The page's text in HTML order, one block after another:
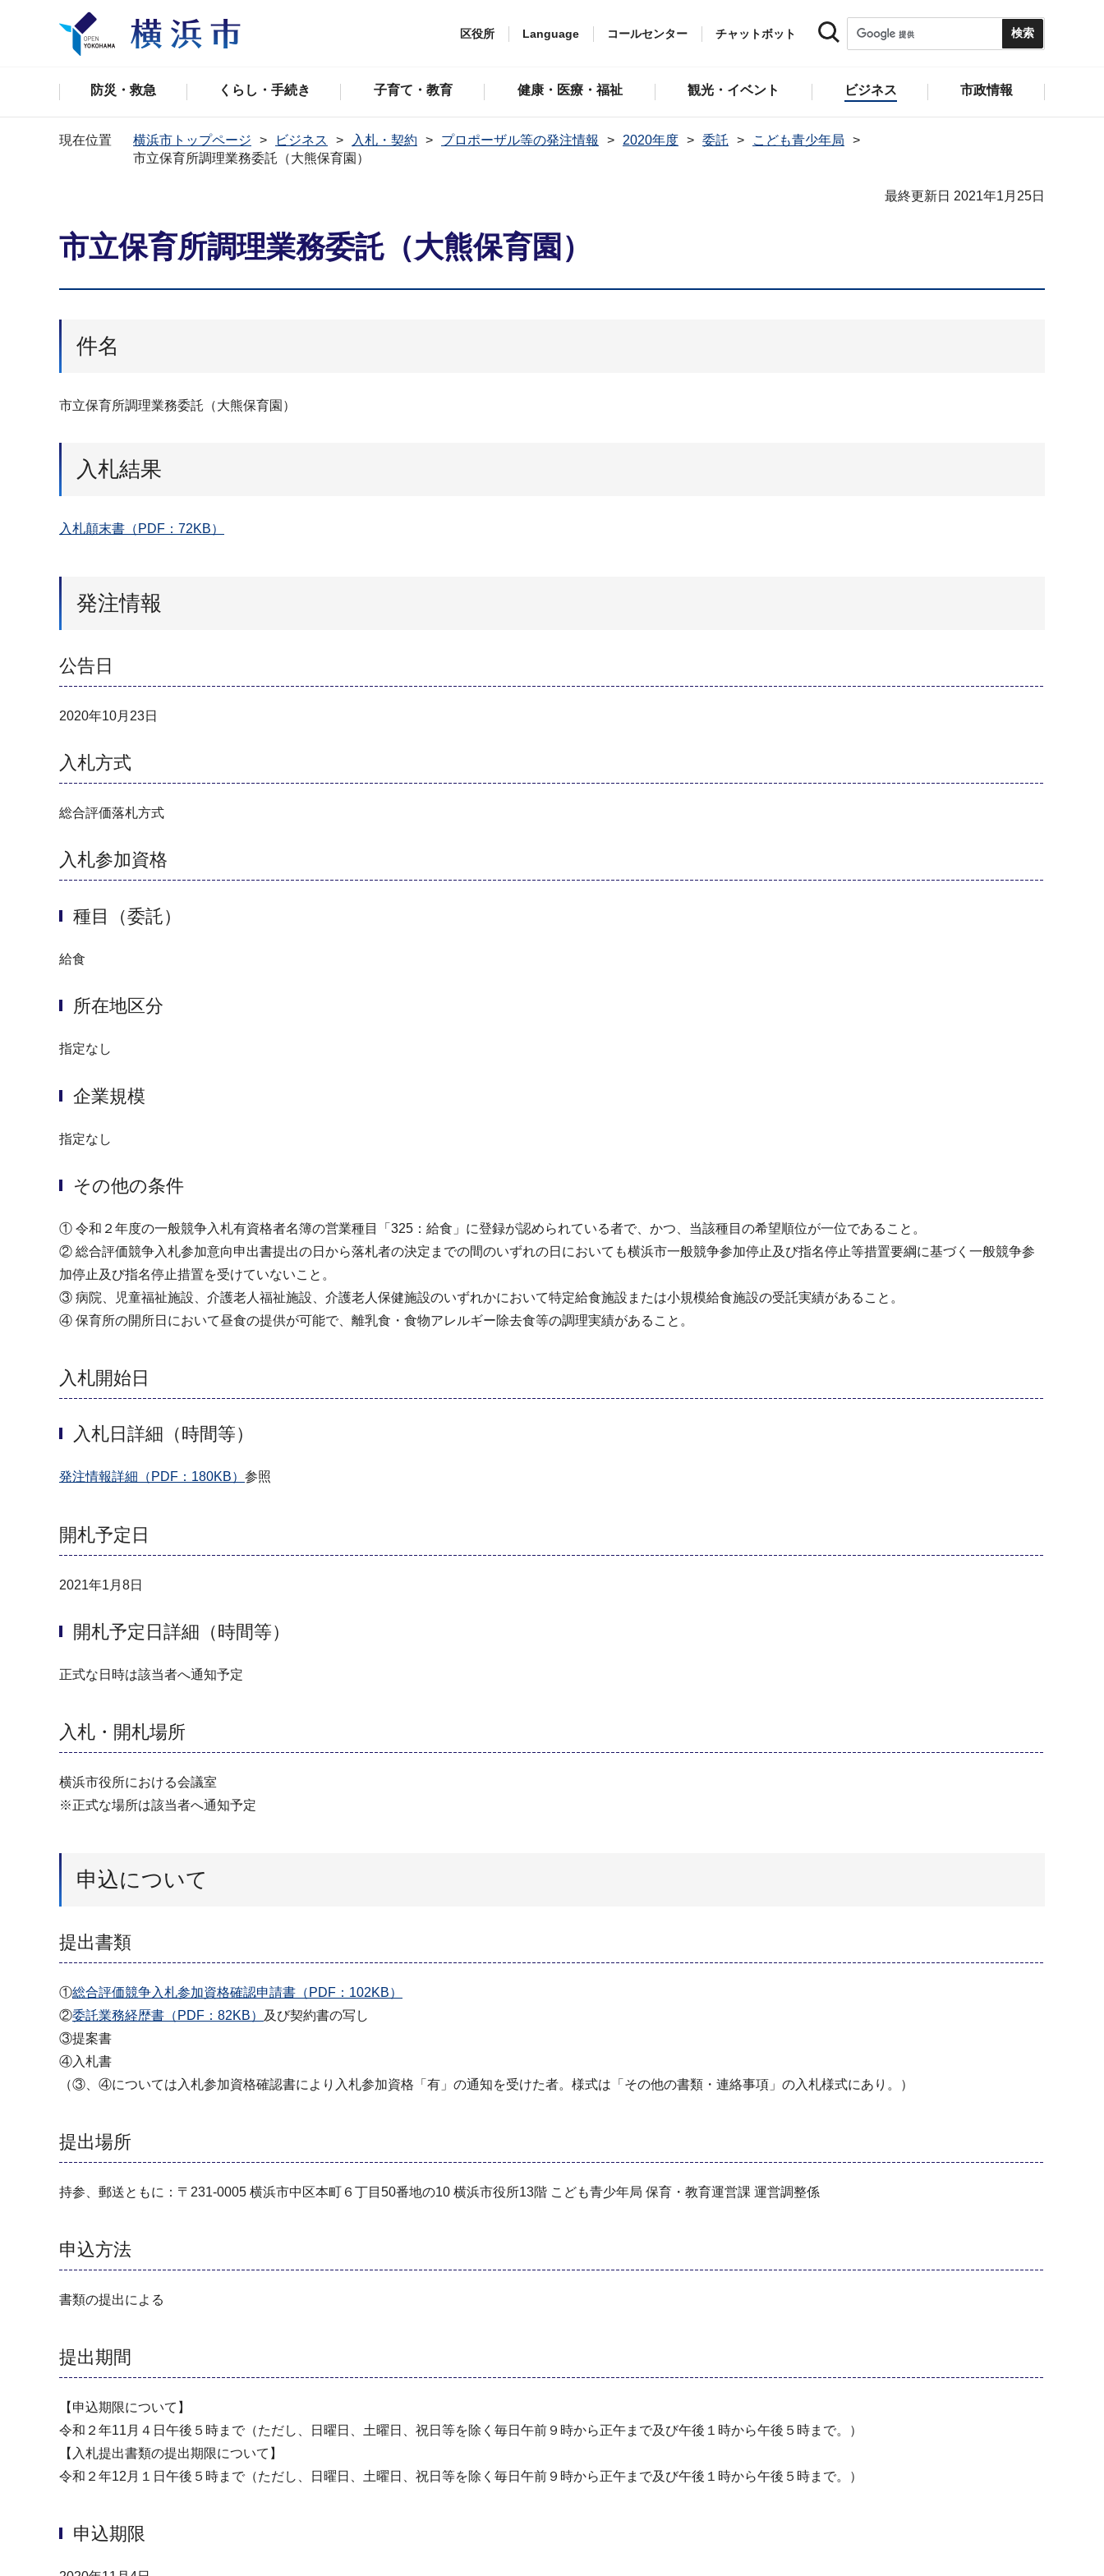
区役所 Language コールセンター チャットボット
防災・救急 くらし・手続き 子育て・教育 健康・医療・福祉 観光・イベント ビジネス 市政情報
現在位置 横浜市トップページ ビジネス 入札・契約 プロポーザル等の発注情報 2020年度 委託
こども青少年局
市立保育所調理業務委託（大熊保育園）
最終更新日 2021年1月25日
市立保育所調理業務委託（大熊保育園）
件名
市立保育所調理業務委託（大熊保育園）
入札結果
入札顛末書（PDF：72KB）
発注情報
公告日
2020年10月23日
入札方式
総合評価落札方式
入札参加資格
種目（委託）
給食
所在地区分
指定なし
企業規模
指定なし
その他の条件
① 令和２年度の一般競争入札有資格者名簿の営業種目「325：給食」に登録が認められている者で、かつ、当該種目の希望順位が一位であること。
② 総合評価競争入札参加意向申出書提出の日から落札者の決定までの間のいずれの日においても横浜市一般競争参加停止及び指名停止等措置要綱に基づく一般競争参
加停止及び指名停止措置を受けていないこと。
③ 病院、児童福祉施設、介護老人福祉施設、介護老人保健施設のいずれかにおいて特定給食施設または小規模給食施設の受託実績があること。
④ 保育所の開所日において昼食の提供が可能で、離乳食・食物アレルギー除去食等の調理実績があること。
入札開始日
入札日詳細（時間等）
発注情報詳細（PDF：180KB） 参照
開札予定日
2021年1月8日
開札予定日詳細（時間等）
正式な日時は該当者へ通知予定
入札・開札場所
横浜市役所における会議室
※正式な場所は該当者へ通知予定
申込について
提出書類
①総合評価競争入札参加資格確認申請書（PDF：102KB）
②委託業務経歴書（PDF：82KB）
及び契約書の写し
③提案書
④入札書
（③、④については入札参加資格確認書により入札参加資格「有」の通知を受けた者。様式は「その他の書類・連絡事項」の入札様式にあり。）
提出場所
持参、郵送ともに：〒231-0005 横浜市中区本町６丁目50番地の10 横浜市役所13階 こども青少年局 保育・教育運営課 運営調整係
申込方法
書類の提出による
提出期間
【申込期限について】
令和２年11月４日午後５時まで（ただし、日曜日、土曜日、祝日等を除く毎日午前９時から正午まで及び午後１時から午後５時まで。）
【入札提出書類の提出期限について】
令和２年12月１日午後５時まで（ただし、日曜日、土曜日、祝日等を除く毎日午前９時から正午まで及び午後１時から午後５時まで。）
申込期限